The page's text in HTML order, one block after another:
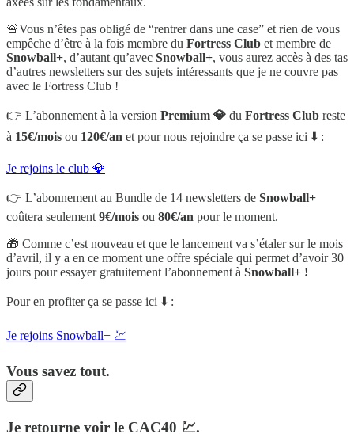
🚨Vous n’êtes pas obligé de “rentrer dans une case” et rien de vous
empêche d’être à la fois membre du Fortress Club et membre de
Snowball+, d’autant qu’avec Snowball+, vous aurez accès à des tas
d’autres newsletters sur des sujets intéressants que je ne couvre pas
avec le Fortress Club !
👉 L’abonnement à la version Premium 💎 du Fortress Club reste
à 15€/mois ou 120€/an et pour nous rejoindre ça se passe ici ⬇️ :
Je rejoins le club 💎
👉 L’abonnement au Bundle de 14 newsletters de Snowball+
coûtera seulement9€/mois ou 80€/an pour le moment.
🎁 Comme c’est nouveau et que le lancement va s’étaler sur le mois
d’avril, il y a en ce moment une offre spéciale qui permet d’avoir 30
jours pour essayer gratuitement l’abonnement à Snowball+ !
Pour en profiter ça se passe ici ⬇️ :
Je rejoins Snowball+ 💹
Vous savez tout.
Je retourne voir le CAC40 💹.